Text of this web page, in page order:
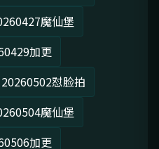
魔仙堡
加更
20260502怼脸拍
魔仙堡
加更